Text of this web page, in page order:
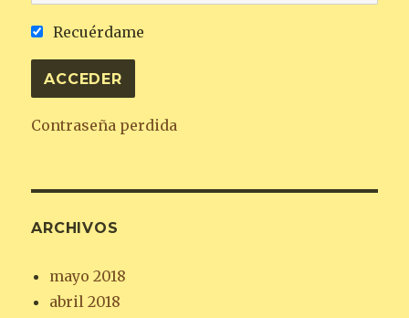
Recuérdame
Contraseña perdida
ARCHIVOS
mayo 2018
abril 2018